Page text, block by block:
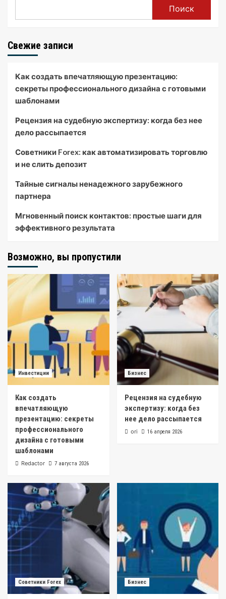
Поиск
Свежие записи
Как создать впечатляющую презентацию:
секреты профессионального дизайна с готовыми
шаблонами
Рецензия на судебную экспертизу: когда без нее
дело рассыпается
Советники Forex: как автоматизировать торговлю
и не слить депозит
Тайные сигналы ненадежного зарубежного
партнера
Мгновенный поиск контактов: простые шаги для
эффективного результата
Возможно, вы пропустили
Инвестиции
Как создать
впечатляющую
презентацию: секреты
профессионального
дизайна с готовыми
шаблонами
Redactor 7 августа 2026
Бизнес
Рецензия на судебную
экспертизу: когда без
нее дело рассыпается
ori 16 апреля 2026
Советники Forex Бизнес